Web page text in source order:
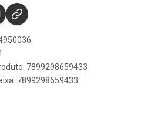
7899298659433
7899298659433